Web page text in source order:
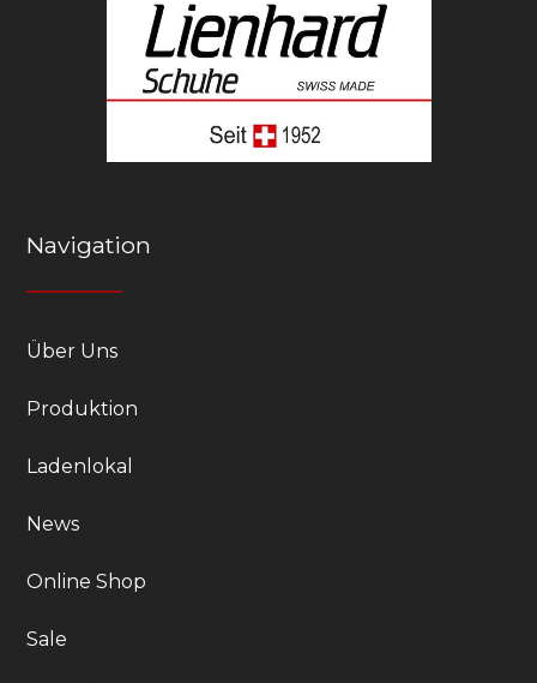
Navigation
Über Uns
Produktion
Ladenlokal
News
Online Shop
Sale